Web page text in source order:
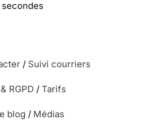
secondes
/ Suivi courriers
RGPD / Tarifs
blog / Médias